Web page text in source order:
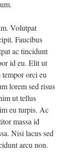
Volutpat
Faucibus
ac tincidunt
id eu. Elit ut
orci eu
lorem sed risus
ut tellus
eu turpis. Ac
massa id
Nisi lacus sed
arcu non.